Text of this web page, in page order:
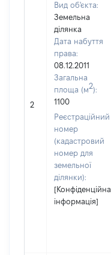
2
Вид об'єкта:
Земельна
ділянка
Дата набуття
права:
08.12.2011
Загальна
площа (м2):
1100
Реєстраційний
номер
(кадастровий
номер для
земельної
ділянки):
[Конфіденційна
інформація]